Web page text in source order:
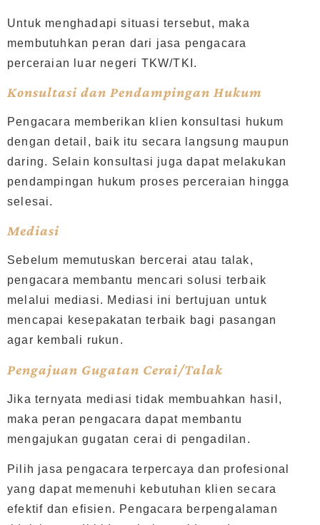
Untuk menghadapi situasi tersebut, maka
membutuhkan peran dari jasa pengacara
perceraian luar negeri TKW/TKI.
Konsultasi dan Pendampingan Hukum
Pengacara memberikan klien konsultasi hukum
dengan detail, baik itu secara langsung maupun
daring. Selain konsultasi juga dapat melakukan
pendampingan hukum proses perceraian hingga
selesai.
Mediasi
Sebelum memutuskan bercerai atau talak,
pengacara membantu mencari solusi terbaik
melalui mediasi. Mediasi ini bertujuan untuk
mencapai kesepakatan terbaik bagi pasangan
agar kembali rukun.
Pengajuan Gugatan Cerai/Talak
Jika ternyata mediasi tidak membuahkan hasil,
maka peran pengacara dapat membantu
mengajukan gugatan cerai di pengadilan.
Pilih jasa pengacara terpercaya dan profesional
yang dapat memenuhi kebutuhan klien secara
efektif dan efisien. Pengacara berpengalaman